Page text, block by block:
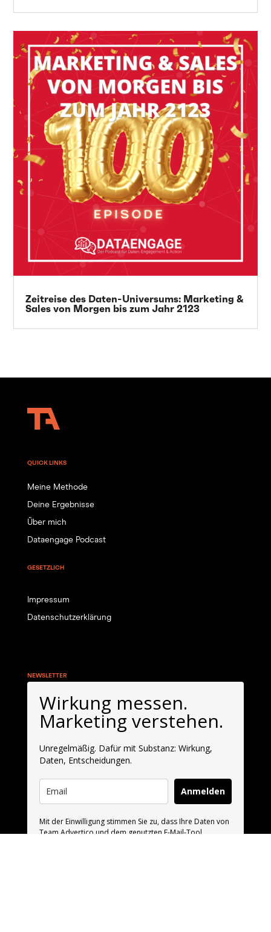
Zeitreise des Daten-Universums: Marketing &
Sales von Morgen bis zum Jahr 2123
QUICK LINKS
Meine Methode
Deine Ergebnisse
Über mich
Dataengage Podcast
GESETZLICH
Impressum
Datenschutzerklärung
NEWSLETTER
Wirkung messen.
Marketing verstehen.
Unregelmäßig. Dafür mit Substanz: Wirkung,
Daten, Entscheidungen.
Anmelden
Mit der Einwilligung stimmen Sie zu, dass Ihre Daten von
Team Advertico und dem genutzten E-Mail-Tool